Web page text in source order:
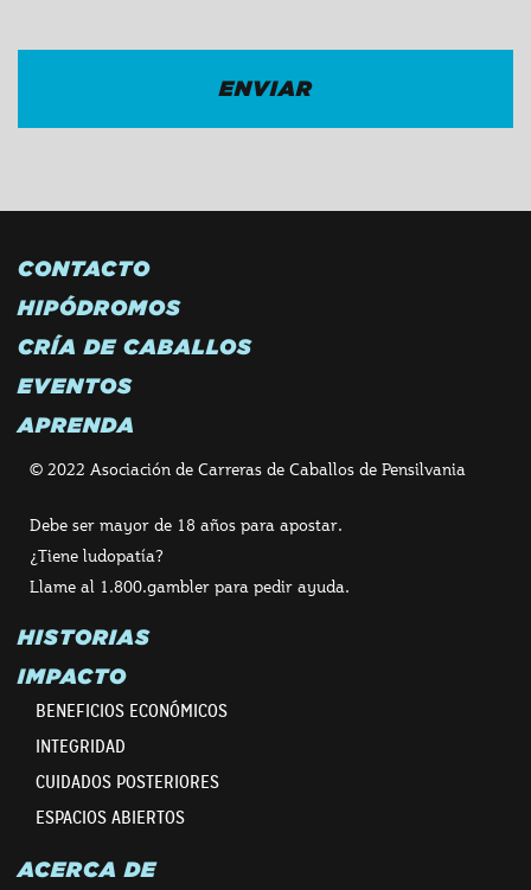
CONTACTO
HIPÓDROMOS
CRÍA DE CABALLOS
EVENTOS
APRENDA
© 2022 Asociación de Carreras de Caballos de Pensilvania
Debe ser mayor de 18 años para apostar.
¿Tiene ludopatía?
Llame al 1.800.gambler para pedir ayuda.
HISTORIAS
IMPACTO
BENEFICIOS ECONÓMICOS
INTEGRIDAD
CUIDADOS POSTERIORES
ESPACIOS ABIERTOS
ACERCA DE